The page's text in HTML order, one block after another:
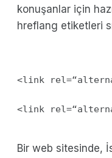
konuşanlar için
hreflang etiketleri
<link
Bir web sitesinde,